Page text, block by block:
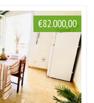
€82.000,00